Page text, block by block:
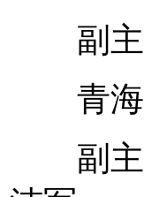
副主
青海
副主